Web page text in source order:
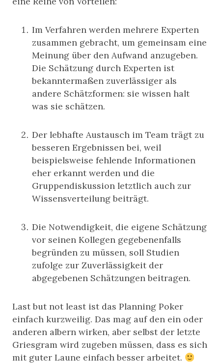
Im Verfahren werden mehrere Experten
zusammen gebracht, um gemeinsam eine
Meinung über den Aufwand anzugeben.
Die Schätzung durch Experten ist
bekanntermaßen zuverlässiger als
andere Schätzformen: sie wissen halt
was sie schätzen.
Der lebhafte Austausch im Team trägt zu
besseren Ergebnissen bei, weil
beispielsweise fehlende Informationen
eher erkannt werden und die
Gruppendiskussion letztlich auch zur
Wissensverteilung beiträgt.
Die Notwendigkeit, die eigene Schätzung
vor seinen Kollegen gegebenenfalls
begründen zu müssen, soll Studien
zufolge zur Zuverlässigkeit der
abgegebenen Schätzungen beitragen.
Last but not least ist das Planning Poker
einfach kurzweilig. Das mag auf den ein oder
anderen albern wirken, aber selbst der letzte
Griesgram wird zugeben müssen, dass es sich
mit guter Laune einfach besser arbeitet.